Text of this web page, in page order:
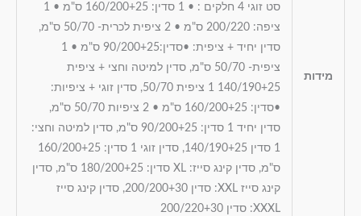
מידות
סט זוגי 4 חלקים : • 1 סדין: 160/200+25 ס"מ • 1
ציפה: 200/220 ס"מ • 2 ציפית לכרית- 50/70 ס"מ,
סדין יחיד + ציפית: •סדין:90/200+25 ס"מ • 1
ציפית- 50/70 ס"מ, סדין למיטה וחצי + ציפית
140/190+25 1 ציפית 50/70, סדין זוגי + ציפיות:
•סדין: 160/200+25 ס"מ • 2 ציפיות 50/70 ס"מ,
סדין יחיד 1 סדין: 90/200+25 ס"מ, סדין למיטה וחצי:
1 סדין 140/190+25, סדין זוגי 1 סדין: 160/200+25
ס"מ, סדין קינג סייז: XL סדין: 180/200+25 ס"מ, סדין
קינג סייז XXL: סדין 200/200+30, סדין קינג סייז
XXXL: סדין 200/220+30